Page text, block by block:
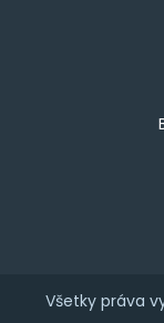
Všetky práva